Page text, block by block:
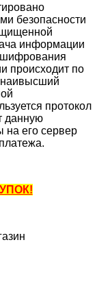
безопасности
информации
шифрования
происходит по
протокол
данную
на его сервер